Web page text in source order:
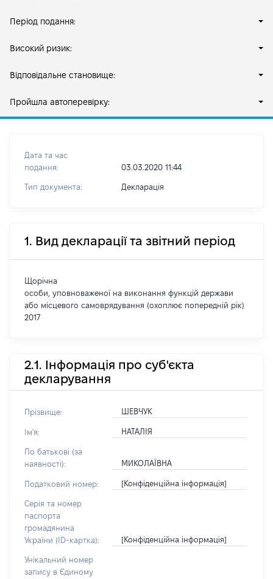
Період подання:
Високий ризик:
Відповідальне становище:
Пройшла автоперевірку:
Дата та час
подання:
03.03.2020 11:44
Тип документа: Декларація
1. Вид декларації та звітний період
Щорічна
особи, уповноваженої на виконання функцій держави
або місцевого самоврядування (охоплює попередній рік)
2017
2.1. Інформація про суб'єкта
декларування
Прізвище: ШЕВЧУК
Ім'я: НАТАЛІЯ
По батькові (за
наявності):
МИКОЛАЇВНА
Податковий номер: [Конфіденційна інформація]
Серія та номер
паспорта
громадянина
України (ID-картка):
[Конфіденційна інформація]
Унікальний номер
запису в Єдиному